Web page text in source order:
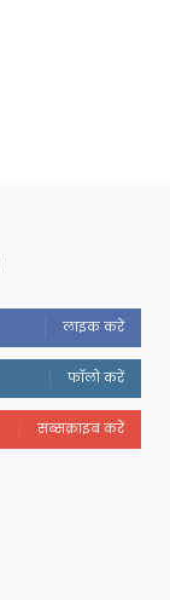
लाइक करें
फॉलो करें
सब्सक्राइब करें